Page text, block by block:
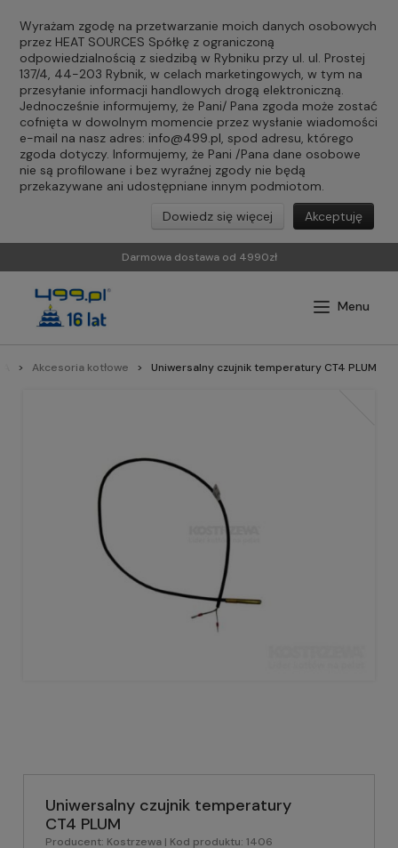
Wyrażam zgodę na przetwarzanie moich danych osobowych
przez HEAT SOURCES Spółkę z ograniczoną
odpowiedzialnością z siedzibą w Rybniku przy ul. ul. Prostej
137/4, 44-203 Rybnik, w celach marketingowych, w tym na
przesyłanie informacji handlowych drogą elektroniczną.
Jednocześnie informujemy, że Pani/ Pana zgoda może zostać
cofnięta w dowolnym momencie przez wysłanie wiadomości
e-mail na nasz adres: info@499.pl, spod adresu, którego
zgoda dotyczy. Informujemy, że Pani /Pana dane osobowe
nie są profilowane i bez wyraźnej zgody nie będą
przekazywane ani udostępniane innym podmiotom.
Akceptuję
Dowiedz się więcej
Darmowa dostawa od 4990zł
Akcesoria kotłowe Uniwersalny czujnik temperatury CT4 PLUM
Uniwersalny czujnik temperatury
CT4 PLUM
Producent: Kostrzewa | Kod produktu: 1406